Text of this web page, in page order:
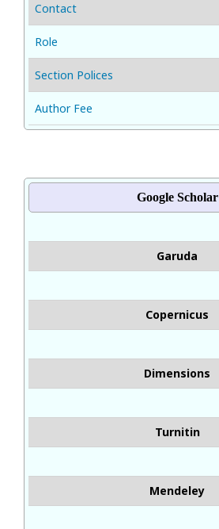
Contact
Role
Section Polices
Author Fee
Google Scholar
Garuda
Copernicus
Dimensions
Turnitin
Mendeley